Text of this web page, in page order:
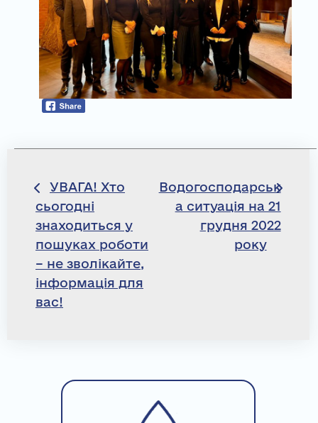
Навігація
записів
УВАГА! Хто
сьогодні
знаходиться у
пошуках роботи
– не зволікайте,
інформація для
вас!
Водогосподарськ
а ситуація на 21
грудня 2022
року